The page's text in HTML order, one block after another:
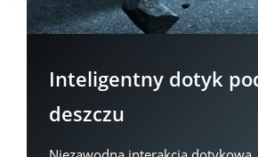
Inteligentny dotyk
deszczu